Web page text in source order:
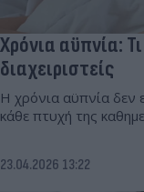
Χρόνια αϋπνία:
διαχειριστείς
Η χρόνια αϋπνία δεν
κάθε πτυχή της
23.04.2026 13:22